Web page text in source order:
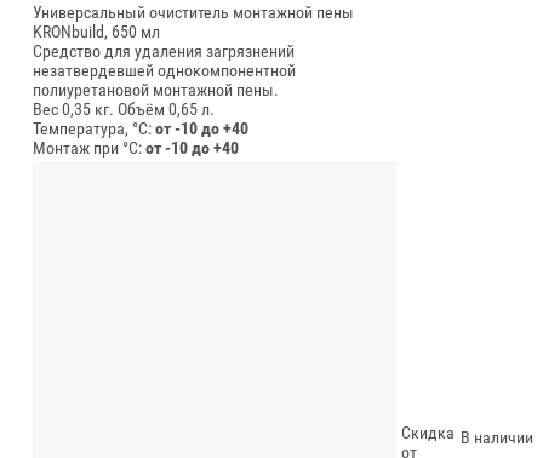
Универсальный очиститель монтажной пены
KRONbuild, 650 мл
Средство для удаления загрязнений
незатвердевшей однокомпонентной
полиуретановой монтажной пены.
Вес 0,35 кг. Объём 0,65 л.
Температура, °C:от -10 до +40
Монтаж при °C:от -10 до +40
Скидка
от
В наличии